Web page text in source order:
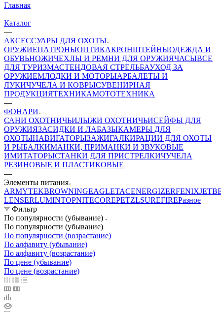
Главная
—
Каталог
—
АКСЕССУАРЫ ДЛЯ ОХОТЫ
ОРУЖИЕПАТРОНЫОПТИКАКРОНШТЕЙНЫОДЕЖДА И
ОБУВЬНОЖИЧЕХЛЫ И РЕМНИ ДЛЯ ОРУЖИЯЧАСЫВСЕ
ДЛЯ ТУРИЗМАСТЕНДОВАЯ СТРЕЛЬБАУХОД ЗА
ОРУЖИЕМЛОДКИ И МОТОРЫАРБАЛЕТЫ И
ЛУКИЧУЧЕЛА И КОВРЫСУВЕНИРНАЯ
ПРОДУКЦИЯТЕХНИКАМОТОТЕХНИКА
—
ФОНАРИ
САНИ ОХОТНИЧЬИЛЫЖИ ОХОТНИЧЬИСЕЙФЫ ДЛЯ
ОРУЖИЯЗАСИДКИ И ЛАБАЗЫКАМЕРЫ ДЛЯ
ОХОТЫНАВИГАТОРЫЗАЖИГАЛКИРАЦИИ ДЛЯ ОХОТЫ
И РЫБАЛКИМАНКИ, ПРИМАНКИ И ЗВУКОВЫЕ
ИМИТАТОРЫСТАНКИ ДЛЯ ПРИСТРЕЛКИЧУЧЕЛА
РЕЗИНОВЫЕ И ПЛАСТИКОВЫЕ
—
Элементы питания
ARMYTEKBROWNINGEAGLETACENERGIZERFENIX
LENSERLUMINTOPNITECOREPETZLSUREFIREРазное
Фильтр
По популярности (убывание)
По популярности (убывание)
По популярности (возрастание)
По алфавиту (убывание)
По алфавиту (возрастание)
По цене (убывание)
По цене (возрастание)